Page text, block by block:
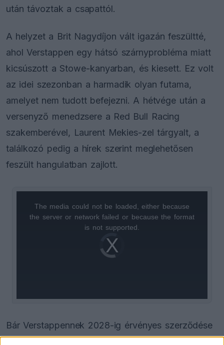
után távoztak a csapattól.
A helyzet a Brit Nagydíjon vált igazán feszültté,
ahol Verstappen egy hátsó szárnyprobléma miatt
kicsúszott a Stowe-kanyarban, és kiesett. Ez volt
az idei szezonban a harmadik olyan futama,
amelyet nem tudott befejezni. A hétvége után a
versenyző menedzsere a Red Bull Racing
szakemberével, Laurent Mekies-zel tárgyalt, a
találkozó pedig a hírek szerint meglehetősen
feszült hangulatban zajlott.
Video
Player
is
loading.
The media could not be loaded, either because
the server or network failed or because the format
is not supported.
Bár Verstappennek 2028-ig érvényes szerződése